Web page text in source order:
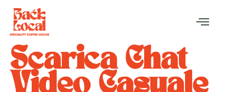
Scarica Chat
Video Casuale